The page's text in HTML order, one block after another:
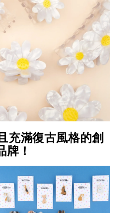
充滿復古風格的創
牌！